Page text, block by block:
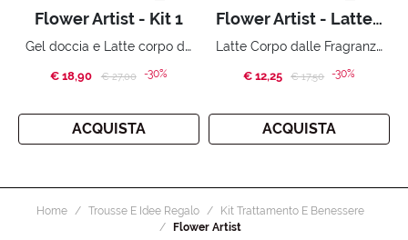
Flower Artist - Kit 1
Gel doccia e Latte corpo dalle Fragranze floreali
€ 18,90 Price reduced from
€ 27,00to-30%
ACQUISTA
Flower Artist - Latte Corpo
Latte Corpo dalle Fragranze floreali
€ 12,25 Price reduced from
€ 17,50to-30%
ACQUISTA
Home Trousse E Idee Regalo
Kit Trattamento E Benessere
Flower Artist